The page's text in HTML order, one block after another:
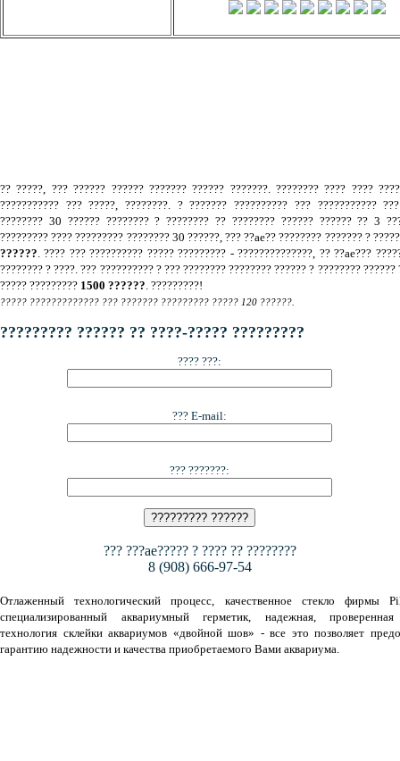
?? ?????, ??? ?????? ?????? ??????? ?????? ???????. ???????? ???? ????
??????????? ??? ?????, ????????. ? ??????? ?????????? ??? ???????????
???????? 30 ?????? ???????? ? ???????? ?? ???????? ?????? ?????? ?? 3
????????? ???? ????????? ???????? 30 ??????, ??? ??ae?? ???????? ??????? ?
??????. ???? ??? ?????????? ????? ????????? - ??????????????, ?? ??ae???
???????? ? ????. ??? ?????????? ? ??? ???????? ???????? ?????? ? ???????? ??????
????? ????????? 1500 ??????. ?????????!
????? ????????????? ??? ??????? ????????? ????? 120 ??????.
????????? ?????? ?? ????-????? ?????????
???? ???:
??? E-mail:
??? ???????:
??? ???ae????? ? ???? ?? ????????
8 (908) 666-97-54
Отлаженный технологический процесс, качественное стекло фирмы
специализированный аквариумный герметик, надежная,
технология склейки аквариумов «двойной шов» - все это позволяет
гарантию надежности и качества приобретаемого Вами аквариума.